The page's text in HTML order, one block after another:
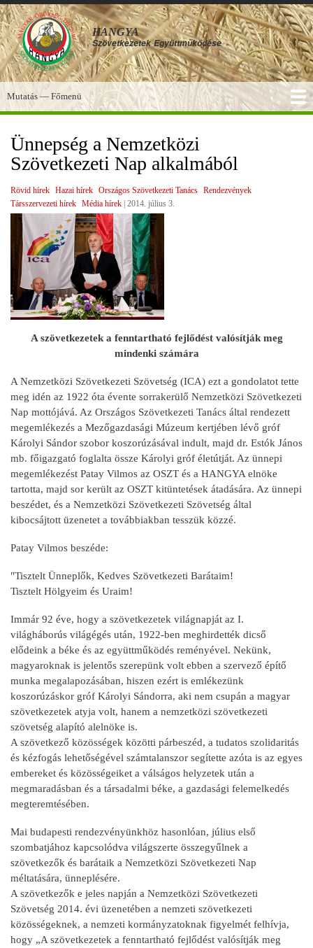
Ugrás
a
tartalomra
HANGYA
Szövetkezetek Együttműködése
Főmenü
Mutatás — Főmenü
Ünnepség a Nemzetközi
Szövetkezeti Nap alkalmából
Rövid hírek Hazai hírek Országos Szövetkezeti Tanács Rendezvények
Társszervezeti hírek Média hírek 2014. július 3.
A szövetkezetek a fenntartható fejlődést valósítják meg
mindenki számára
A Nemzetközi Szövetkezeti Szövetség (ICA) ezt a gondolatot tette
meg idén az 1922 óta évente sorrakerülő Nemzetközi Szövetkezeti
Nap mottójává. Az Országos Szövetkezeti Tanács által rendezett
megemlékezés a Mezőgazdasági Múzeum kertjében lévő gróf
Károlyi Sándor szobor koszorúzásával indult, majd dr. Estók János
mb. főigazgató foglalta össze Károlyi gróf életútját. Az ünnepi
megemlékezést Patay Vilmos az OSZT és a HANGYA elnöke
tartotta, majd sor került az OSZT kitüntetések átadására. Az ünnepi
beszédet, és a Nemzetközi Szövetkezeti Szövetség által
kibocsájtott üzenetet a továbbiakban tesszük közzé.
Patay Vilmos beszéde:
"Tisztelt Ünneplők, Kedves Szövetkezeti Barátaim!
Tisztelt Hölgyeim és Uraim!
Immár 92 éve, hogy a szövetkezetek világnapját az I.
világháborús világégés után, 1922-ben meghirdették dicső
elődeink a béke és az együttműködés reményével. Nekünk,
magyaroknak is jelentős szerepünk volt ebben a szervező építő
munka megalapozásában, hiszen ezért is emlékezünk
koszorúzáskor gróf Károlyi Sándorra, aki nem csupán a magyar
szövetkezetek atyja volt, hanem a nemzetközi szövetkezeti
szövetség alapító alelnöke is.
A szövetkező közösségek közötti párbeszéd, a tudatos szolidaritás
és kézfogás lehetőségével számtalanszor segítette azóta is az egyes
embereket és közösségeiket a válságos helyzetek után a
megmaradásban és a társadalmi béke, a gazdasági felemelkedés
megteremtésében.
Mai budapesti rendezvényünkhöz hasonlóan, július első
szombatjához kapcsolódva világszerte összegyűlnek a
szövetkezők és barátaik a Nemzetközi Szövetkezeti Nap
méltatására, ünneplésére.
A szövetkezők e jeles napján a Nemzetközi Szövetkezeti
Szövetség 2014. évi üzenetében a nemzeti szövetkezeti
közösségeknek, a nemzeti kormányzatoknak figyelmét felhívja,
hogy „A szövetkezetek a fenntartható fejlődést valósítják meg